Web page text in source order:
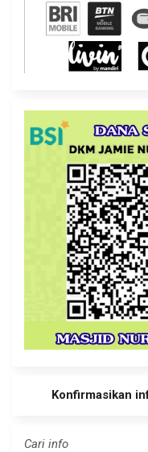
Konfirmasikan
Cari info